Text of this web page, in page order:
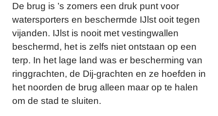
De brug is ’s zomers een druk punt voor
watersporters en beschermde IJlst ooit tegen
vijanden. IJlst is nooit met vestingwallen
beschermd, het is zelfs niet ontstaan op een
terp. In het lage land was er bescherming van
ringgrachten, de Dij-grachten en ze hoefden in
het noorden de brug alleen maar op te halen
om de stad te sluiten.